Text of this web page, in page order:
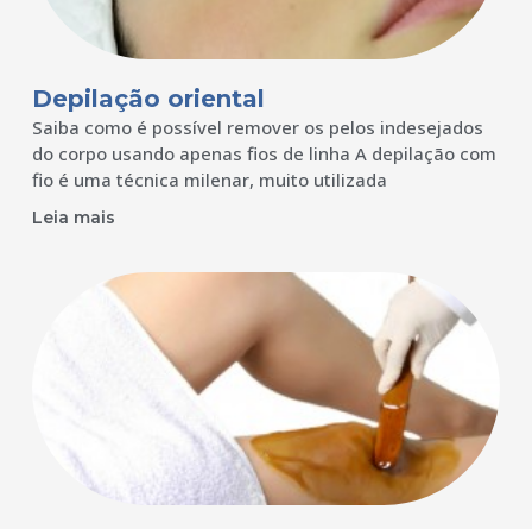
Depilação oriental
Saiba como é possível remover os pelos indesejados
do corpo usando apenas fios de linha A depilação com
fio é uma técnica milenar, muito utilizada
Leia mais